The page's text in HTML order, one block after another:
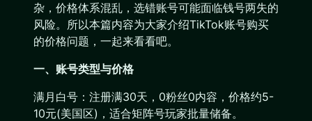
杂，价格体系混乱，选错账号可能面临钱号两失的
风险。所以本篇内容为大家介绍TikTok账号购买
的价格问题，一起来看看吧。
一、账号类型与价格
满月白号：注册满30天，0粉丝0内容，价格约5-
10元(美国区)，适合矩阵号玩家批量储备。